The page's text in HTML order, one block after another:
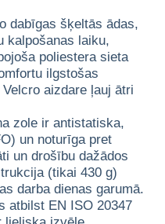
dabīgas šķeltās ādas,
kalpošanas laiku,
poliestera sieta
ilgstošas
aizdare ļauj ātri
zole ir antistatiska,
un noturīga pret
un drošību dažādos
(tikai 430 g)
darba dienas garumā.
atbilst EN ISO 20347